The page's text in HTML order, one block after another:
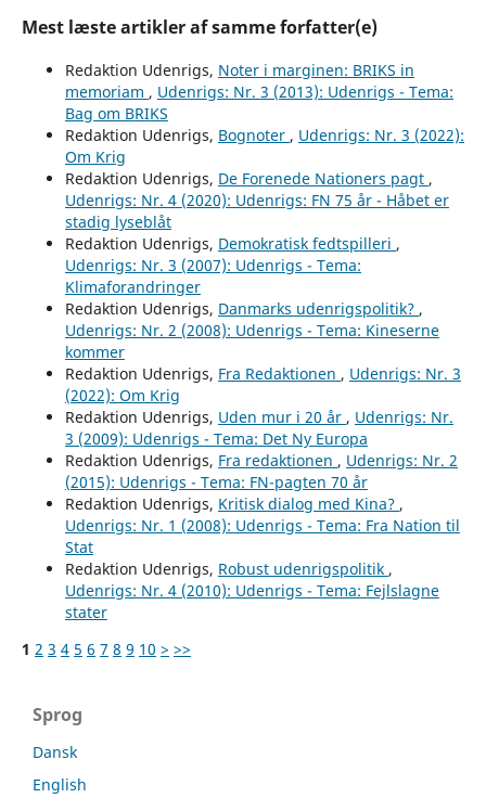
Mest læste artikler af samme forfatter(e)
Redaktion Udenrigs, Noter i marginen: BRIKS in
memoriam , Udenrigs: Nr. 3 (2013): Udenrigs - Tema:
Bag om BRIKS
Redaktion Udenrigs, Bognoter , Udenrigs: Nr. 3 (2022):
Om Krig
Redaktion Udenrigs, De Forenede Nationers pagt ,
Udenrigs: Nr. 4 (2020): Udenrigs: FN 75 år - Håbet er
stadig lyseblåt
Redaktion Udenrigs, Demokratisk fedtspilleri ,
Udenrigs: Nr. 3 (2007): Udenrigs - Tema:
Klimaforandringer
Redaktion Udenrigs, Danmarks udenrigspolitik? ,
Udenrigs: Nr. 2 (2008): Udenrigs - Tema: Kineserne
kommer
Redaktion Udenrigs, Fra Redaktionen , Udenrigs: Nr. 3
(2022): Om Krig
Redaktion Udenrigs, Uden mur i 20 år , Udenrigs: Nr.
3 (2009): Udenrigs - Tema: Det Ny Europa
Redaktion Udenrigs, Fra redaktionen , Udenrigs: Nr. 2
(2015): Udenrigs - Tema: FN-pagten 70 år
Redaktion Udenrigs, Kritisk dialog med Kina? ,
Udenrigs: Nr. 1 (2008): Udenrigs - Tema: Fra Nation til
Stat
Redaktion Udenrigs, Robust udenrigspolitik ,
Udenrigs: Nr. 4 (2010): Udenrigs - Tema: Fejlslagne
stater
1 2 3 4 5 6 7 8 9 10 > >>
Sprog
Dansk
English